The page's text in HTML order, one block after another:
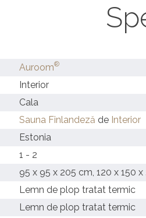
Auroom®
Interior
Cala
Sauna Finlandeză de Interior
Estonia
1 - 2
95 x 95 x 205 cm, 120 x 150
Lemn de plop tratat termic
Lemn de plop tratat termic